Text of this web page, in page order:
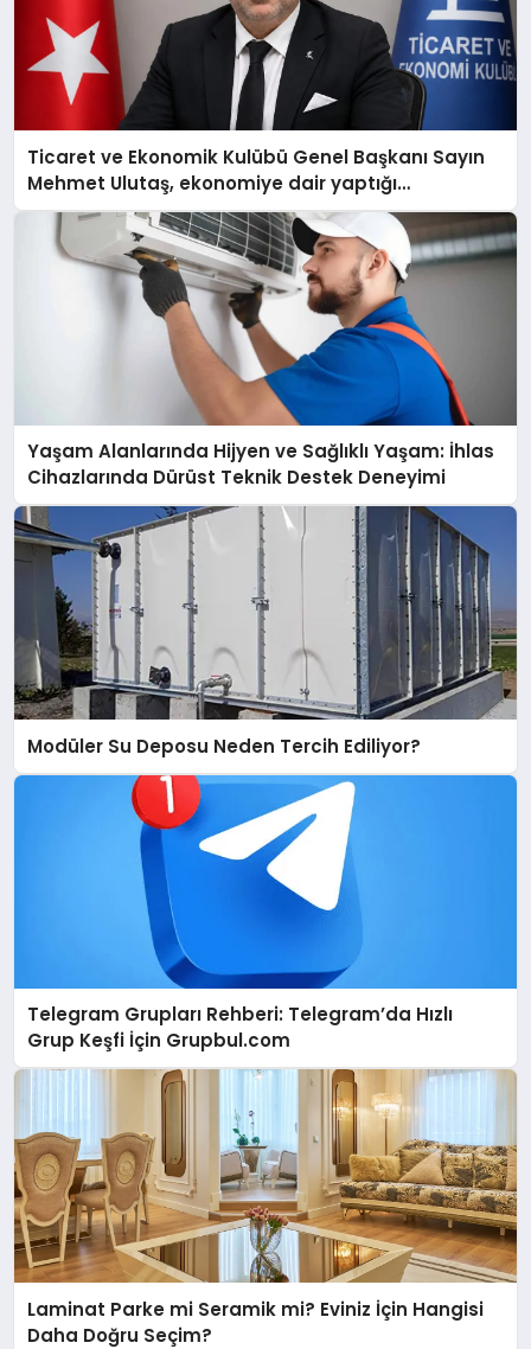
Ticaret ve Ekonomik Kulübü Genel Başkanı Sayın
Mehmet Ulutaş, ekonomiye dair yaptığı
açıklamada şunları kaydetti:
Yaşam Alanlarında Hijyen ve Sağlıklı Yaşam: İhlas
Cihazlarında Dürüst Teknik Destek Deneyimi
Modüler Su Deposu Neden Tercih Ediliyor?
Telegram Grupları Rehberi: Telegram’da Hızlı
Grup Keşfi İçin Grupbul.com
Laminat Parke mi Seramik mi? Eviniz İçin Hangisi
Daha Doğru Seçim?